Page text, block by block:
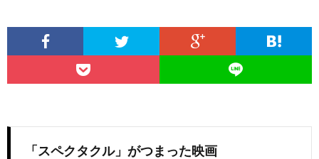
「スペクタクル」がつまった映画